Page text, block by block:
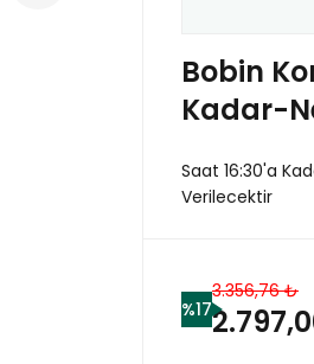
Bobin
Kadar-
Saat 16:30'a
Verilecektir
%17
3.356,76 ₺